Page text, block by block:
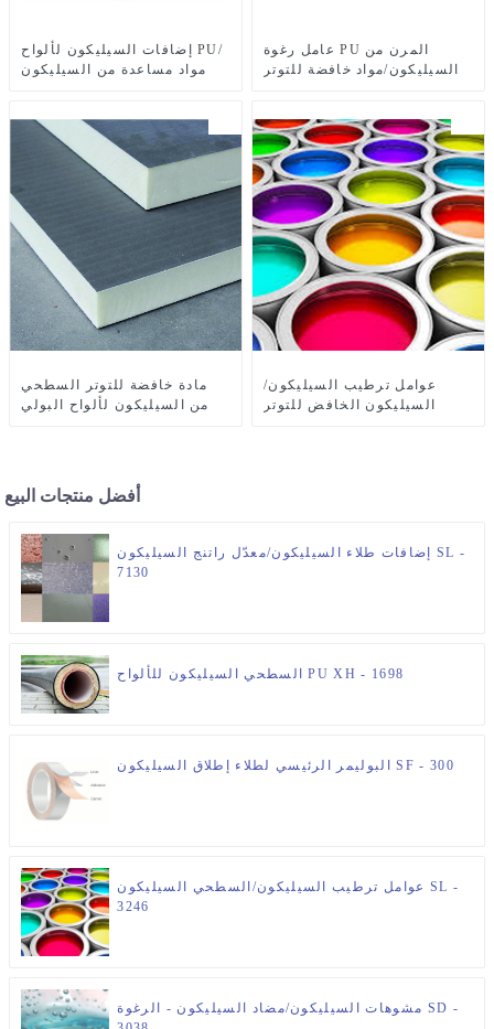
إضافات السيليكون لألواح PU/
مواد مساعدة من السيليكون
عامل رغوة PU المرن من
السيليكون/مواد خافضة للتوتر
مادة خافضة للتوتر السطحي
من السيليكون لألواح البولي
عوامل ترطيب السيليكون/
السيليكون الخافض للتوتر
أفضل منتجات البيع
إضافات طلاء السيليكون/معدّل راتنج السيليكون SL -
7130
السطحي السيليكون للألواح PU XH - 1698
البوليمر الرئيسي لطلاء إطلاق السيليكون SF - 300
عوامل ترطيب السيليكون/السطحي السيليكون SL -
3246
مشوهات السيليكون/مضاد السيليكون - الرغوة SD -